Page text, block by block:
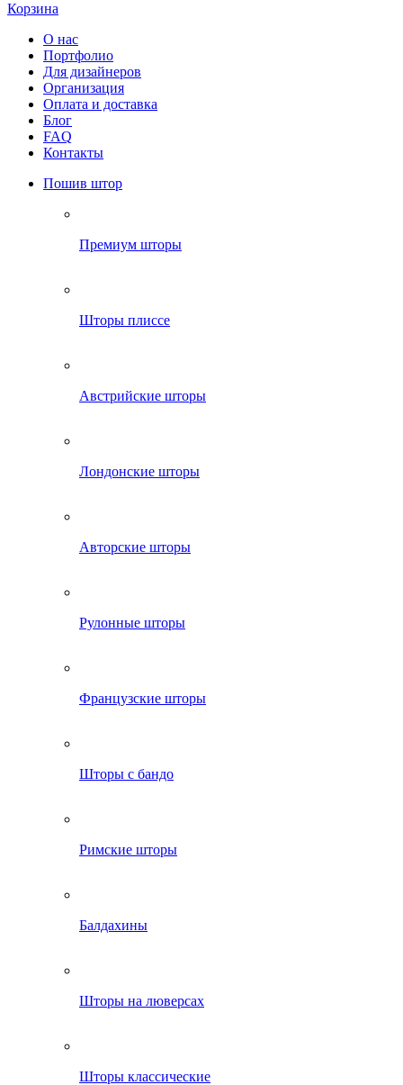
Корзина
О нас
Портфолио
Для дизайнеров
Организация
Оплата и доставка
Блог
FAQ
Контакты
Пошив штор
Премиум шторы
Шторы плиссе
Австрийские шторы
Лондонские шторы
Авторские шторы
Рулонные шторы
Французские шторы
Шторы с бандо
Римские шторы
Балдахины
Шторы на люверсах
Шторы классические